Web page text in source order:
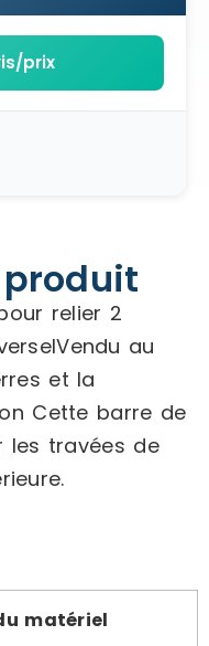
prix
relier 2
au
et la
Cette barre de
les travées de
matériel